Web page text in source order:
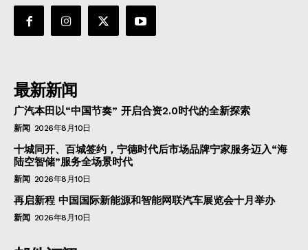
最新新闻
广汽本田以“中国节奏” 开启合资2.0时代的全新探索
新闻 2026年8月10日
十城同开、百城签约，宁德时代后市场品牌宁家服务迈入“海
陆空智储”服务全场景时代
新闻 2026年8月10日
再启新程 中国国际新能源和智能网联汽车展览会十月举办
新闻 2026年8月10日